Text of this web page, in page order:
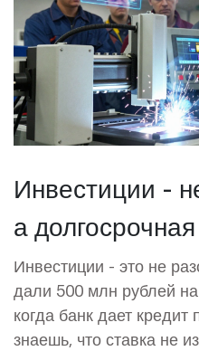
Инвестиции -
а
Инвестиции - это не
дали 500 млн рублей
когда банк дает
знаешь, что ставка не